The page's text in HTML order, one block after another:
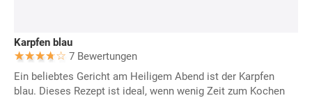
Karpfen blau
7 Bewertungen
Ein beliebtes Gericht am Heiligem Abend ist der Karpfen
blau. Dieses Rezept ist ideal, wenn wenig Zeit zum Kochen